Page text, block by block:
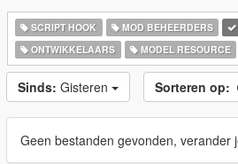
SCRIPT HOOK MOD BEHEERDERS
ONTWIKKELAARS
MODEL RESOURCE
Sinds: Gisteren Sorteren op:
Geen bestanden gevonden, verander